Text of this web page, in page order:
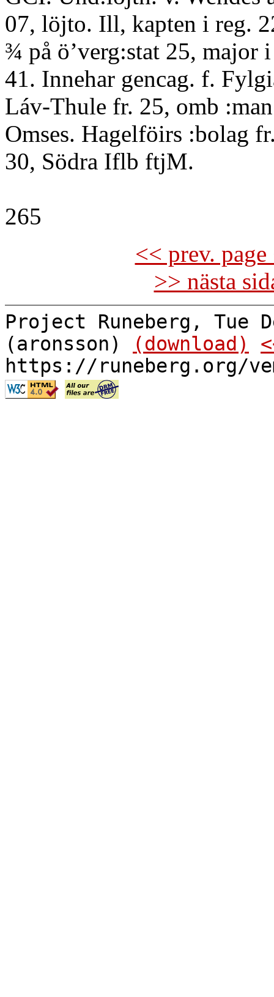
07, löjto. Ill, kapten i reg.
¾ på ö’verg:stat 25, major
41. Innehar gencag. f.
Láv-Thule fr. 25, omb
Omses. Hagelföirs :bolag
30, Södra Iflb ftjM.
265
<< prev.
>> nästa
Project Runeberg, Tue
(aronsson)
(download)
https://runeberg.org/